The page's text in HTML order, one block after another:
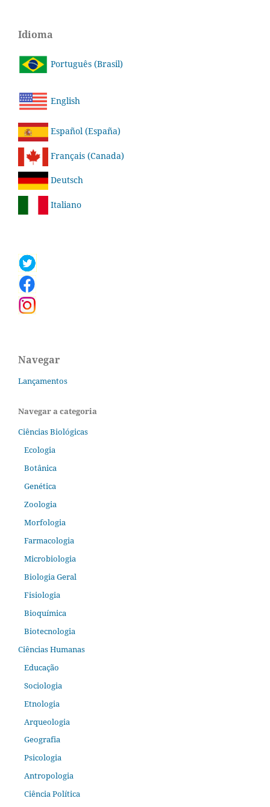
Idioma
Português (Brasil)
English
Español (España)
Français (Canada)
Deutsch
Italiano
Navegar
Lançamentos
Navegar a categoria
Ciências Biológicas
Ecologia
Botânica
Genética
Zoologia
Morfologia
Farmacologia
Microbiologia
Biologia Geral
Fisiologia
Bioquímica
Biotecnologia
Ciências Humanas
Educação
Sociologia
Etnologia
Arqueologia
Geografia
Psicologia
Antropologia
Ciência Política